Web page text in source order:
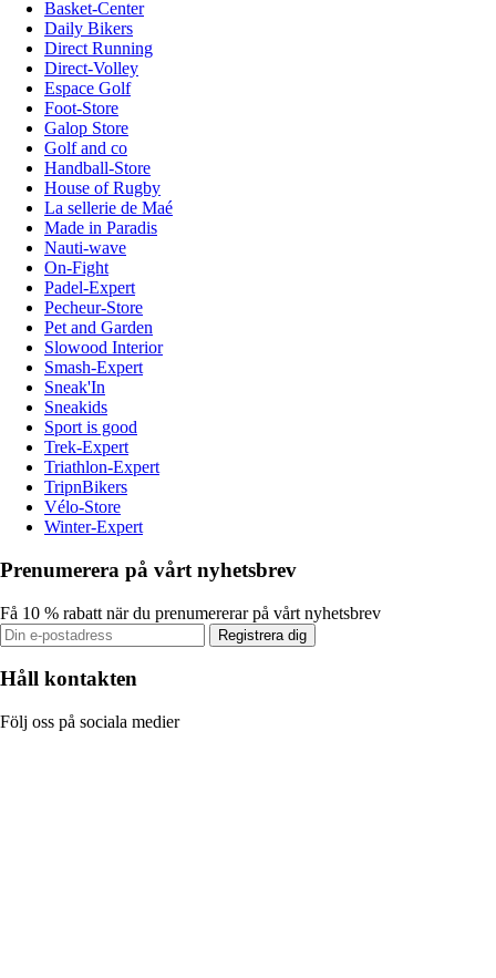
Basket-Center
Daily Bikers
Direct Running
Direct-Volley
Espace Golf
Foot-Store
Galop Store
Golf and co
Handball-Store
House of Rugby
La sellerie de Maé
Made in Paradis
Nauti-wave
On-Fight
Padel-Expert
Pecheur-Store
Pet and Garden
Slowood Interior
Smash-Expert
Sneak'In
Sneakids
Sport is good
Trek-Expert
Triathlon-Expert
TripnBikers
Vélo-Store
Winter-Expert
Prenumerera på vårt nyhetsbrev
Få 10 % rabatt när du prenumererar på vårt nyhetsbrev
Registrera dig
Håll kontakten
Följ oss på sociala medier